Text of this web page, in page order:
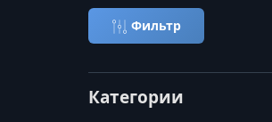
Фильтр
Категории